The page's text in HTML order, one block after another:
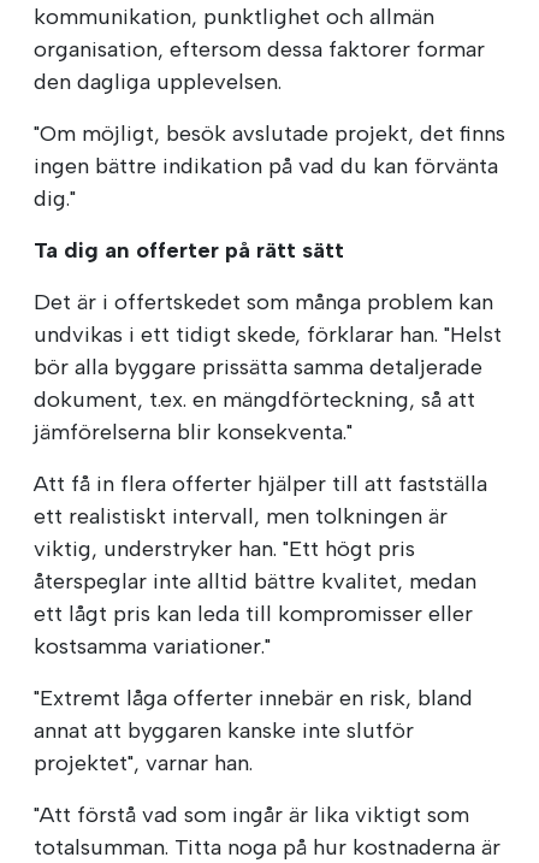
kommunikation, punktlighet och allmän
organisation, eftersom dessa faktorer formar
den dagliga upplevelsen.
"Om möjligt, besök avslutade projekt, det finns
ingen bättre indikation på vad du kan förvänta
dig."
Ta dig an offerter på rätt sätt
Det är i offertskedet som många problem kan
undvikas i ett tidigt skede, förklarar han. "Helst
bör alla byggare prissätta samma detaljerade
dokument, t.ex. en mängdförteckning, så att
jämförelserna blir konsekventa."
Att få in flera offerter hjälper till att fastställa
ett realistiskt intervall, men tolkningen är
viktig, understryker han. "Ett högt pris
återspeglar inte alltid bättre kvalitet, medan
ett lågt pris kan leda till kompromisser eller
kostsamma variationer."
"Extremt låga offerter innebär en risk, bland
annat att byggaren kanske inte slutför
projektet", varnar han.
"Att förstå vad som ingår är lika viktigt som
totalsumman. Titta noga på hur kostnaderna är